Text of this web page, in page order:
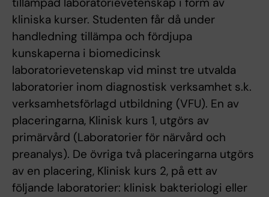
kliniska kurser. Studenten får då under
handledning tillämpa och fördjupa
kunskaperna i biomedicinsk
laboratorievetenskap vid minst tre utvalda
laboratorier inom diagnostisk verksamhet s.k.
verksamhetsförlagd utbildning (VFU). En av
placeringarna, Klinisk kurs 1, utgörs av
primärvård (Laboratorier för närvård och
preanalys). De övriga två placeringarna utgörs
av en placering, Klinisk kurs 2, på ett av
följande laboratorier: klinisk bakteriologi eller